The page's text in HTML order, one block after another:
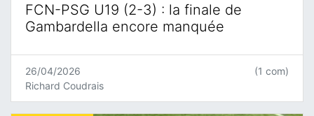
FCN-PSG U19 (2-3) : la finale de
Gambardella encore manquée
26/04/2026
Richard Coudrais
(1 com)